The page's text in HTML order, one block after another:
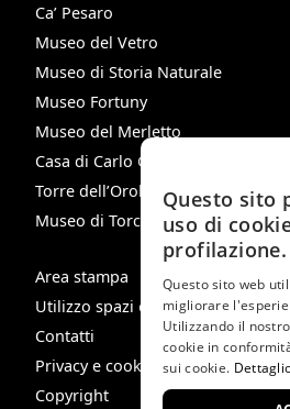
Ca’ Pesaro
Museo del Vetro
Museo di Storia Naturale
Museo Fortuny
Museo del Merletto
Casa di Carlo Goldoni
Torre dell’Orologio
Museo di Torcello
Area stampa
Utilizzo spazi e immagini
Contatti
Privacy e cookie policy
Copyright
Questo sito
uso di
profilazione.
Questo sito web
migliorare
Utilizzando il
cookie in
sui cookie.